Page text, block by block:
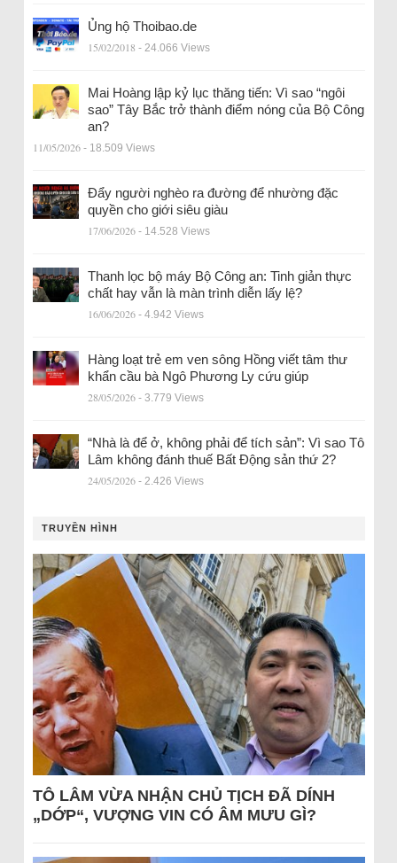
Ủng hộ Thoibao.de
15/02/2018 - 24.066 Views
Mai Hoàng lập kỷ lục thăng tiến: Vì sao “ngôi
sao” Tây Bắc trở thành điểm nóng của Bộ Công
an?
11/05/2026 - 18.509 Views
Đẩy người nghèo ra đường để nhường đặc
quyền cho giới siêu giàu
17/06/2026 - 14.528 Views
Thanh lọc bộ máy Bộ Công an: Tinh giản thực
chất hay vẫn là màn trình diễn lấy lệ?
16/06/2026 - 4.942 Views
Hàng loạt trẻ em ven sông Hồng viết tâm thư
khẩn cầu bà Ngô Phương Ly cứu giúp
28/05/2026 - 3.779 Views
“Nhà là để ở, không phải để tích sản”: Vì sao Tô
Lâm không đánh thuế Bất Động sản thứ 2?
24/05/2026 - 2.426 Views
TRUYỀN HÌNH
TÔ LÂM VỪA NHẬN CHỦ TỊCH ĐÃ DÍNH
„DỚP“, VƯỢNG VIN CÓ ÂM MƯU GÌ?